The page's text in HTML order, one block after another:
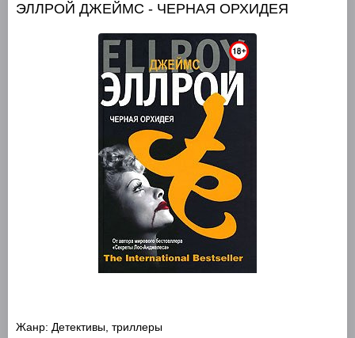
ЭЛЛРОЙ ДЖЕЙМС - ЧЕРНАЯ ОРХИДЕЯ
Жанр: Детективы, триллеры